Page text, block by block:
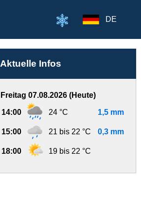
DE
Aktuelle Infos
Freitag 07.08.2026 (Heute)
14:00 24 °C 1,5 mm
15:00 21 bis 22 °C 0,3 mm
18:00 19 bis 22 °C